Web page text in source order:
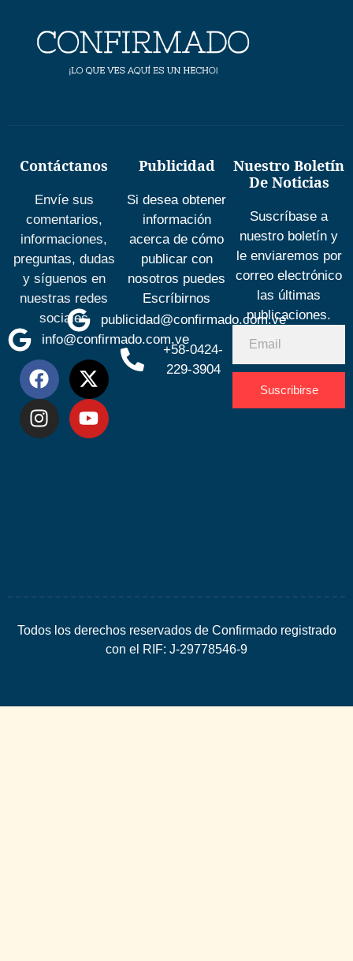
Contáctanos
Envíe sus
comentarios,
informaciones,
preguntas, dudas
y síguenos en
nuestras redes
sociales
info@confirmado.com.ve
Publicidad
Si desea obtener
información
acerca de cómo
publicar con
nosotros puedes
Escríbirnos
publicidad@confirmado.com.ve
+58-0424-
229-3904
Nuestro Boletín
De Noticias
Suscríbase a
nuestro boletín y
le enviaremos por
correo electrónico
las últimas
publicaciones.
Suscribirse
Todos los derechos reservados de Confirmado registrado
con el RIF: J-29778546-9